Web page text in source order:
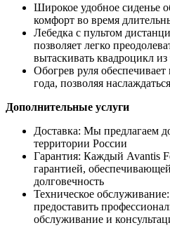
Широкое удобное сиденье
комфорт во время
Лебедка с пультом
позволяет легко
вытаскивать квадроцикл
Обогрев руля
года, позволяя
Дополнительные услуги
Доставка: Мы предлагаем
территории России
Гарантия: Каждый Avantis
гарантией,
долговечность
Техническое
предоставить
обслуживание и